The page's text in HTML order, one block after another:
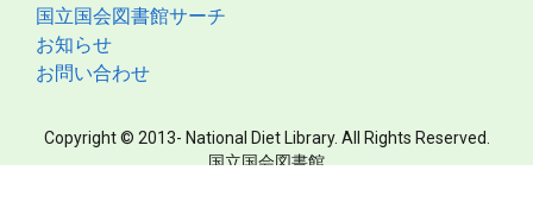
国立国会図書館サーチ
お知らせ
お問い合わせ
Copyright © 2013- National Diet Library. All Rights Reserved.